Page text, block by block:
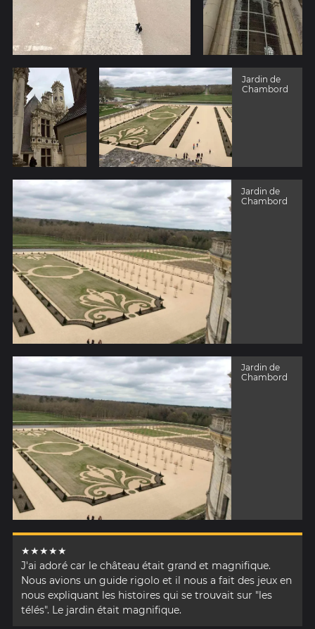
Jardin de
Chambord
Jardin de
Chambord
Jardin de
Chambord
★★★★★
J'ai adoré car le château était grand et magnifique.
Nous avions un guide rigolo et il nous a fait des jeux en
nous expliquant les histoires qui se trouvait sur "les
télés". Le jardin était magnifique.